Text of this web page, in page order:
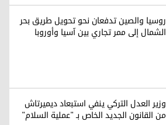
روسيا والصين تدفعان نحو تحويل طريق بحر
الشمال إلى ممر تجاري بين آسيا وأوروبا
وزير العدل التركي ينفي استبعاد ديميرتاش
من القانون الجديد الخاص بـ "عملية السلام"